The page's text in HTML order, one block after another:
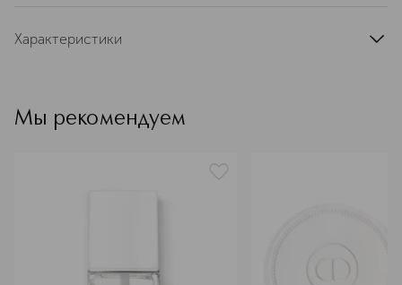
Характеристики
эффект
Мы рекомендуем